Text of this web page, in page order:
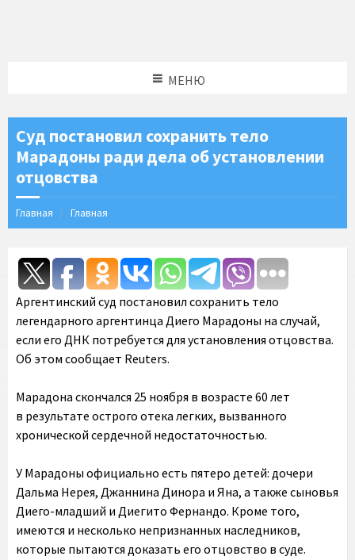
МЕНЮ
Суд постановил сохранить тело
Марадоны ради дела об установлении
отцовства
Главная Главная
Аргентинский суд постановил сохранить тело
легендарного аргентинца Диего Марадоны на случай,
если его ДНК потребуется для установления отцовства.
Об этом сообщает Reuters.
Марадона скончался 25 ноября в возрасте 60 лет
в результате острого отека легких, вызванного
хронической сердечной недостаточностью.
У Марадоны официально есть пятеро детей: дочери
Дальма Нерея, Джаннина Динора и Яна, а также сыновья
Диего-младший и Диегито Фернандо. Кроме того,
имеются и несколько непризнанных наследников,
которые пытаются доказать его отцовство в суде.